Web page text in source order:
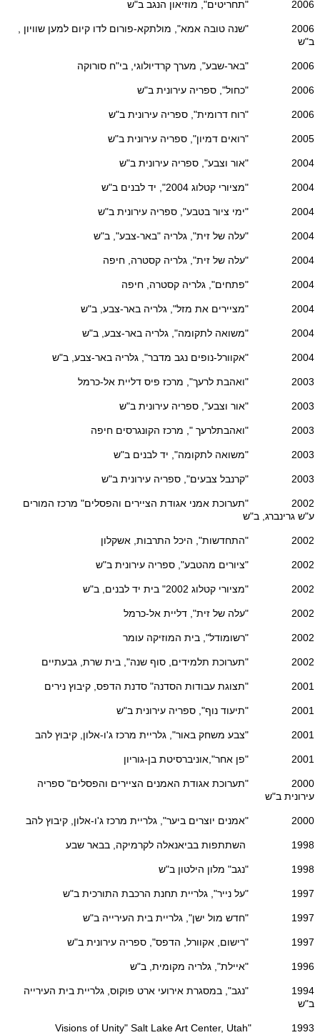
2006 "תחריטים", מוזיאון הנגב ב"ש
2006 "שנה טובה אמא", מולתקא-פורום לדו קיום למען שוויון ,
ב"ש
2006 "באר-שבע", מערך קרדיולוגי, בי"ח סורוקה
2006 "כחול", ספריה עירונית ב"ש
2006 "רוח דרומית", ספריה עירונית ב"ש
2005 "רואים דמיון", ספריה עירונית ב"ש
2004 "אור וצבע", ספריה עירונית ב"ש
2004 "מציורי קטלוג 2004", יד לבנים ב"ש
2004 "ימי ציור בטבע", ספריה עירונית ב"ש
2004 "עלה של זית", גלריה "באר-צבע", ב"ש
2004 "עלה של זית", גלריה קסטרה, חיפה
2004 "פתחים", גלריה קסטרה, חיפה
2004 "מציירים את מזל", גלריה באר-צבע, ב"ש
2004 "משואה לתקומה", גלריה באר-צבע, ב"ש
2004 "אקוורל-נופים נגב מדבר", גלריה באר-צבע, ב"ש
2003 "ואהבת לרעך", מרכז פיס דליית אל-כרמל
2003 "אור וצבע", ספריה עירונית ב"ש
2003 "ואהבתלרעך ", מרכז הקונגרסים חיפה
2003 "משואה לתקומה", יד לבנים ב"ש
2003 "קרנבל צבעים", ספריה עירונית ב"ש
2002 "תערוכת אמני אגודת הציירים והפסלים" מרכז המורים
ע"ש גרינברג, ב"ש
2002 "התחדשות", היכל התרבות, אשקלון
2002 "ציורים מהטבע", ספריה עירונית ב"ש
2002 "מציורי קטלוג 2002" בית יד לבנים, ב"ש
2002 "עלה של זית", דליית אל-כרמל
2002 "רשומודל", בית המוזיקה עומר
2002 "תערוכת תלמידים, סוף שנה", בית שרת, גבעתיים
2001 "תצוגת עבודות הסדנה" סדנת הדפס, קיבוץ נירים
2001 "תיעוד נוף", ספריה עירונית ב"ש
2001 "צבע משחק באור", גלריית מרכז ג'ו-אלון, קיבוץ להב
2001 "פן אחר",אוניברסיטת בן-גוריון
2000 "תערוכת אגודת האמנים הציירים והפסלים" ספריה
עירונית ב"ש
2000 "אמנים יוצרים ביער", גלריית מרכז ג'ו-אלון, קיבוץ להב
1998 השתתפות בביאנאלה לקרמיקה, בבאר שבע
1998 "נגב" מלון הילטון ב"ש
1997 "על נייר", גלריית תחנת הרכבת התורכית ב"ש
1997 "חדש מול ישן", גלריית בית העירייה ב"ש
1997 "רישום, אקוורל, הדפס", ספריה עירונית ב"ש
1996 "איילת", גלריה מקומית, ב"ש
1994 "נגב", במסגרת אירועי ארט פוקוס, גלריית בית העירייה
ב"ש
1993 "Visions of Unity" Salt Lake Art Center, Utah